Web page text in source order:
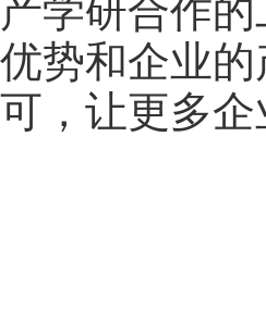
产学研合作
优势和企业
可，让更多